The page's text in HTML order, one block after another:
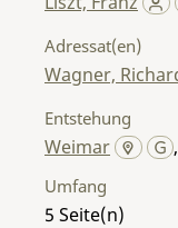
Adressat(en)
Wagner,
Entstehung
Weimar
Umfang
5